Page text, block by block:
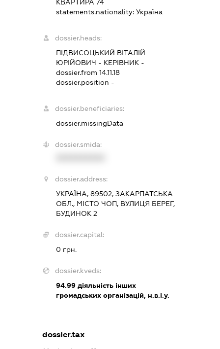
КВАРТИРА 74
statements.nationality:Україна
dossier.heads:
ПІДВИСОЦЬКИЙ ВІТАЛІЙ
ЮРІЙОВИЧ - КЕРІВНИК -
dossier.from 14.11.18
dossier.position -
dossier.beneficiaries:
dossier.missingData
dossier.smida:
dossier.address:
УКРАЇНА, 89502, ЗАКАРПАТСЬКА
ОБЛ., МІСТО ЧОП, ВУЛИЦЯ БЕРЕГ,
БУДИНОК 2
dossier.capital:
0 грн.
dossier.kveds:
94.99 діяльність інших
громадських організацій, н.в.і.у.
dossier.tax